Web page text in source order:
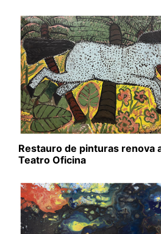
Restauro de pinturas renova
Teatro Oficina